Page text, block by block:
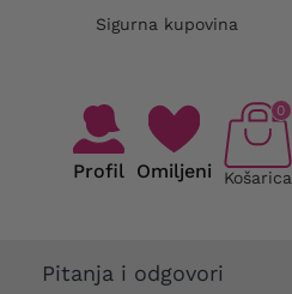
Sigurna kupovina
Profil Omiljeni Košarica
0
Pitanja i odgovori